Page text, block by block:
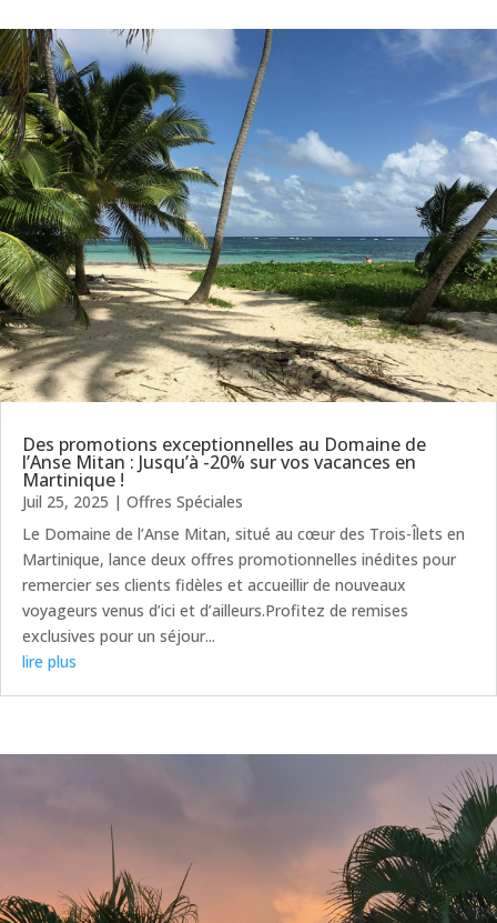
Des promotions exceptionnelles au Domaine de
l’Anse Mitan : Jusqu’à -20% sur vos vacances en
Martinique !
Juil 25, 2025 | Offres Spéciales
Le Domaine de l’Anse Mitan, situé au cœur des Trois-Îlets en
Martinique, lance deux offres promotionnelles inédites pour
remercier ses clients fidèles et accueillir de nouveaux
voyageurs venus d’ici et d’ailleurs.Profitez de remises
exclusives pour un séjour...
lire plus